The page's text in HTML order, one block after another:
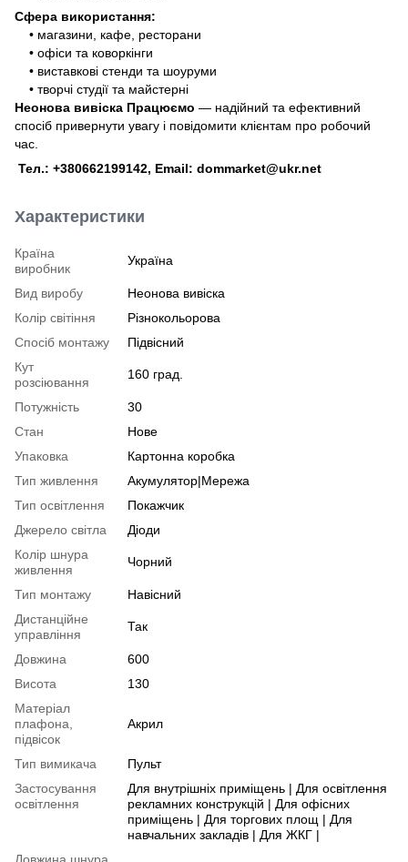
Сфера використання:
• магазини, кафе, ресторани
• офіси та коворкінги
• виставкові стенди та шоуруми
• творчі студії та майстерні
Неонова вивіска Працюємо — надійний та ефективний
спосіб привернути увагу і повідомити клієнтам про робочий
час.
Тел.: +380662199142, Email: dommarket@ukr.net
Характеристики
Країна
виробник
Україна
Вид виробу
Неонова вивіска
Колір світіння
Різнокольорова
Спосіб монтажу
Підвісний
Кут
розсіювання
160 град.
Потужність
30
Стан
Нове
Упаковка
Картонна коробка
Тип живлення
Акумулятор|Мережа
Тип освітлення
Покажчик
Джерело світла
Діоди
Колір шнура
живлення
Чорний
Тип монтажу
Навісний
Дистанційне
управління
Так
Довжина
600
Висота
130
Матеріал
плафона,
підвісок
Акрил
Тип вимикача
Пульт
Застосування
освітлення
Для внутрішніх приміщень | Для освітлення
рекламних конструкцій | Для офісних
приміщень | Для торгових площ | Для
навчальних закладів | Для ЖКГ |
Довжина шнура